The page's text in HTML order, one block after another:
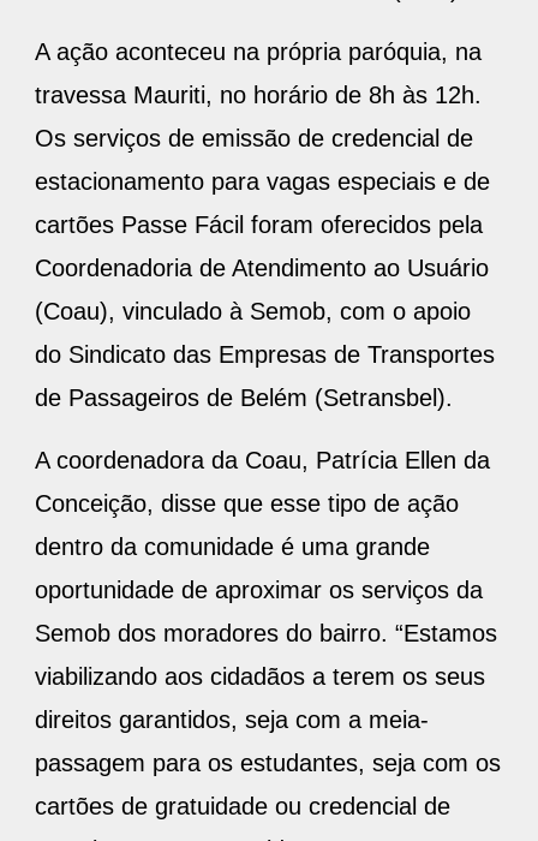
A ação aconteceu na própria paróquia, na
travessa Mauriti, no horário de 8h às 12h.
Os serviços de emissão de credencial de
estacionamento para vagas especiais e de
cartões Passe Fácil foram oferecidos pela
Coordenadoria de Atendimento ao Usuário
(Coau), vinculado à Semob, com o apoio
do Sindicato das Empresas de Transportes
de Passageiros de Belém (Setransbel).
A coordenadora da Coau, Patrícia Ellen da
Conceição, disse que esse tipo de ação
dentro da comunidade é uma grande
oportunidade de aproximar os serviços da
Semob dos moradores do bairro. “Estamos
viabilizando aos cidadãos a terem os seus
direitos garantidos, seja com a meia-
passagem para os estudantes, seja com os
cartões de gratuidade ou credencial de